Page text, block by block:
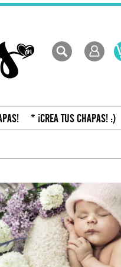
* ¡CREA TUS CHAPAS! :)